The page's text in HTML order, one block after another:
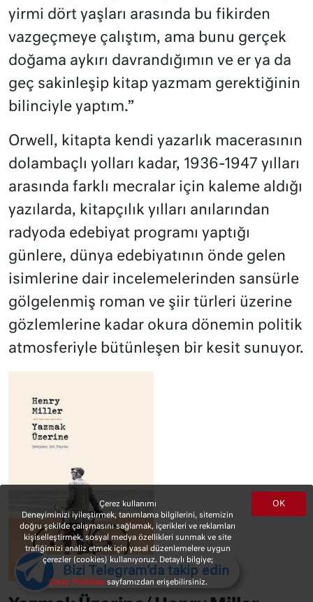
yirmi dört yaşları arasında bu fikirden
vazgeçmeye çalıştım, ama bunu gerçek
doğama aykırı davrandığımın ve er ya da
geç sakinleşip kitap yazmam gerektiğinin
bilinciyle yaptım.”
Orwell, kitapta kendi yazarlık macerasının
dolambaçlı yolları kadar, 1936-1947 yılları
arasında farklı mecralar için kaleme aldığı
yazılarda, kitapçılık yılları anılarından
radyoda edebiyat programı yaptığı
günlere, dünya edebiyatının önde gelen
isimlerine dair incelemelerinden sansürle
gölgelenmiş roman ve şiir türleri üzerine
gözlemlerine kadar okura dönemin politik
atmosferiyle bütünleşen bir kesit sunuyor.
OK
Çerez kullanımı
Deneyiminizi iyileştirmek, tanımlama bilgilerini, sitemizin
doğru şekilde çalışmasını sağlamak, içerikleri ve reklamları
kişiselleştirmek, sosyal medya özellikleri sunmak ve site
trafiğimizi analiz etmek için yasal düzenlemelere uygun
çerezler (cookies) kullanıyoruz. Detaylı bilgiye;
Çerez Politikasısayfamızdan erişebilirsiniz.
Bizi Telegram'da takip edin